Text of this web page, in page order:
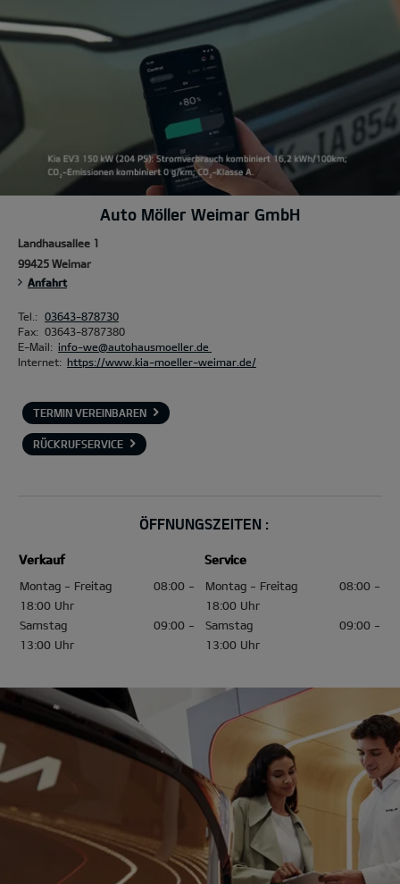
Auto Möller Weimar GmbH
Landhausallee 1
99425 Weimar
Anfahrt
Tel.: 03643-878730
Fax: 03643-8787380
E-Mail: info-we@autohausmoeller.de
Internet: https://www.kia-moeller-weimar.de/
TERMIN VEREINBAREN
RÜCKRUFSERVICE
ÖFFNUNGSZEITEN :
Verkauf
Montag - Freitag
08:00 -
18:00 Uhr
Samstag
09:00 -
13:00 Uhr
Service
Montag - Freitag
08:00 -
18:00 Uhr
Samstag
09:00 -
13:00 Uhr